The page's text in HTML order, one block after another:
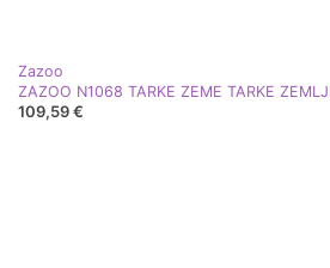
Zazoo
ZAZOO N1068 TARKE ZEME TARKE
109,59 €